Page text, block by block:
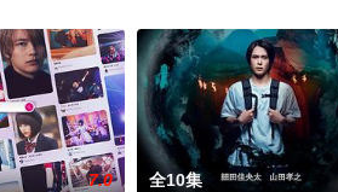
7.0 全10集